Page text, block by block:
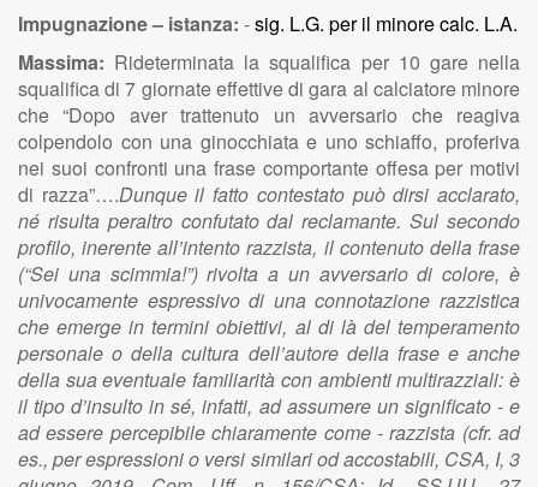
Impugnazione – istanza: -sig. L.G. per il minore calc. L.A.
Massima: Rideterminata la squalifica per 10 gare nella
squalifica di 7 giornate effettive di gara al calciatore minore
che “Dopo aver trattenuto un avversario che reagiva
colpendolo con una ginocchiata e uno schiaffo, proferiva
nei suoi confronti una frase comportante offesa per motivi
di razza”….Dunque il fatto contestato può dirsi acclarato,
né risulta peraltro confutato dal reclamante. Sul secondo
profilo, inerente all’intento razzista, il contenuto della frase
(“Sei una scimmia!”) rivolta a un avversario di colore, è
univocamente espressivo di una connotazione razzistica
che emerge in termini obiettivi, al di là del temperamento
personale o della cultura dell’autore della frase e anche
della sua eventuale familiarità con ambienti multirazziali: è
il tipo d’insulto in sé, infatti, ad assumere un significato - e
ad essere percepibile chiaramente come - razzista (cfr. ad
es., per espressioni o versi similari od accostabili, CSA, I, 3